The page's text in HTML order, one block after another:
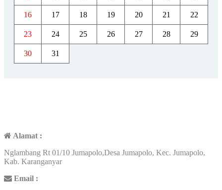
16 17 18 19 20 21 22
23 24 25 26 27 28 29
30 31
Alamat :
Nglambang Rt 01/10 Jumapolo,Desa Jumapolo, Kec. Jumapolo,
Kab. Karanganyar
Email :